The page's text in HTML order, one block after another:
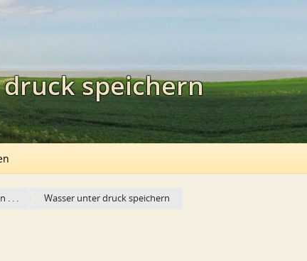
speichern
. . . Wasser unter druck speichern